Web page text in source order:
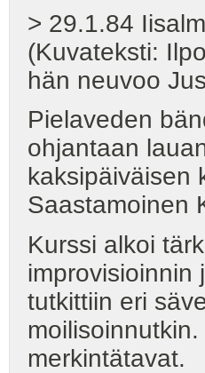
> 29.1.84
(Kuvateksti:
hän neuvoo
Pielaveden
ohjantaan
kaksipäiväisen
Saastamoinen
Kurssi alkoi
improvisioinnin
tutkittiin eri
merkintätavat.